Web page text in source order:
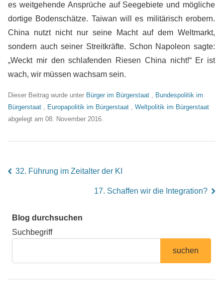
es weitgehende Ansprüche auf Seegebiete und mögliche
dortige Bodenschätze. Taiwan will es militärisch erobern.
China nutzt nicht nur seine Macht auf dem Weltmarkt,
sondern auch seiner Streitkräfte. Schon Napoleon sagte:
„Weckt mir den schlafenden Riesen China nicht!“ Er ist
wach, wir müssen wachsam sein.
Dieser Beitrag wurde unter Bürger im Bürgerstaat , Bundespolitik im
Bürgerstaat , Europapolitik im Bürgerstaat , Weltpolitik im Bürgerstaat
abgelegt am 08. November 2016.
left32. Führung im Zeitalter der KI
17. Schaffen wir die Integration? right
Blog durchsuchen
Suchbegriff
suchen